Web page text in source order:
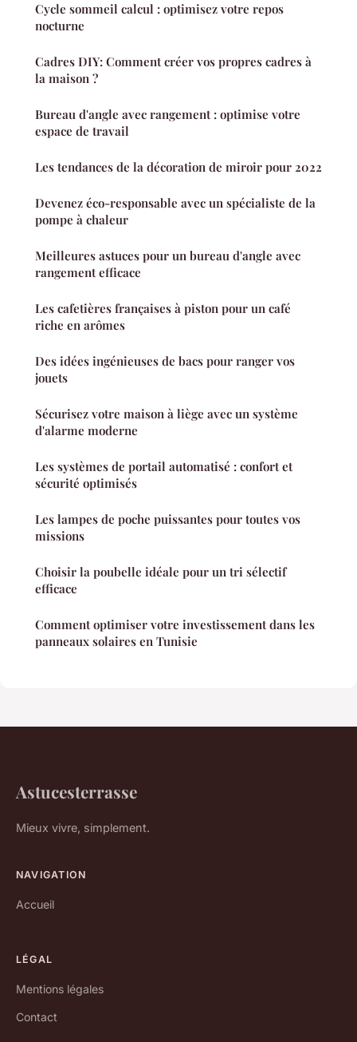
Cycle sommeil calcul : optimisez votre repos
nocturne
Cadres DIY: Comment créer vos propres cadres à
la maison ?
Bureau d'angle avec rangement : optimise votre
espace de travail
Les tendances de la décoration de miroir pour 2022
Devenez éco-responsable avec un spécialiste de la
pompe à chaleur
Meilleures astuces pour un bureau d'angle avec
rangement efficace
Les cafetières françaises à piston pour un café
riche en arômes
Des idées ingénieuses de bacs pour ranger vos
jouets
Sécurisez votre maison à liège avec un système
d'alarme moderne
Les systèmes de portail automatisé : confort et
sécurité optimisés
Les lampes de poche puissantes pour toutes vos
missions
Choisir la poubelle idéale pour un tri sélectif
efficace
Comment optimiser votre investissement dans les
panneaux solaires en Tunisie
Astucesterrasse
Mieux vivre, simplement.
NAVIGATION
Accueil
LÉGAL
Mentions légales
Contact